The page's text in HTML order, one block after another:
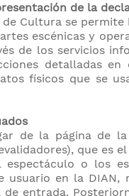
de la
de Cultura se
escénicas y
de los servicios
detalladas
físicos que se
de la página de
que es
o los
usuario en la
entrada.